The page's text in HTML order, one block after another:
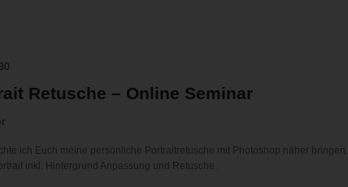
Retusche – Online Seminar
ich Euch meine persönliche Portraitretusche mit Photoshop näher bringen.
inkl. Hintergrund Anpassung und Retusche.